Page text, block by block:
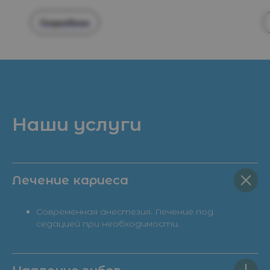
Подробнее
Наши услуги
Лечение кариеса
Современная анестезия. Лечение под
седацией при необходимости.